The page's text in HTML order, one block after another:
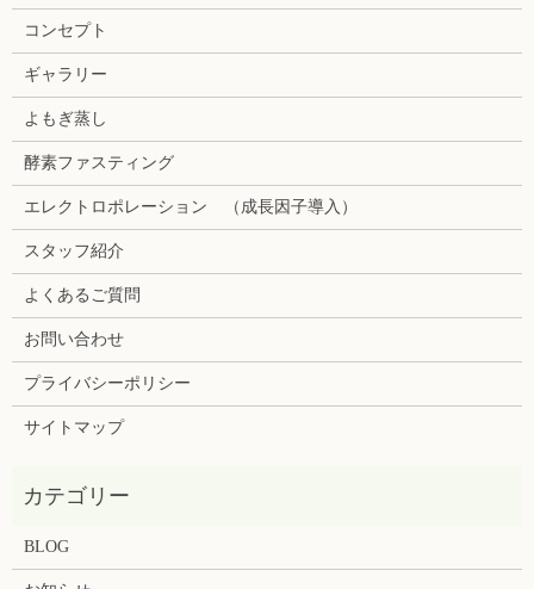
コンセプト
ギャラリー
よもぎ蒸し
酵素ファスティング
エレクトロポレーション （成長因子導入）
スタッフ紹介
よくあるご質問
お問い合わせ
プライバシーポリシー
サイトマップ
BLOG